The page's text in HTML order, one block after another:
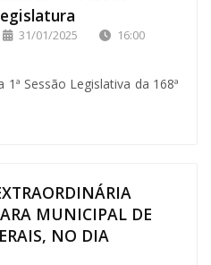
31/01/2025
16:00
1ª Sessão Legislativa da 168ª
MUNICIPAL DE
NO DIA